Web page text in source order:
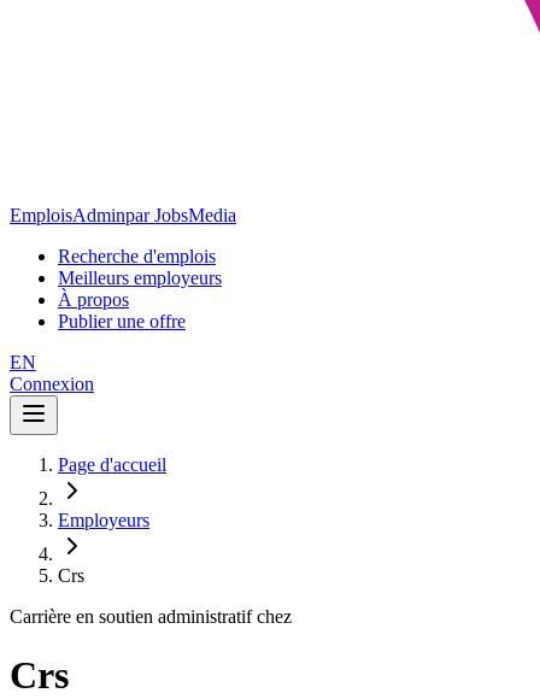
EmploisAdminpar JobsMedia
Recherche d'emplois
Meilleurs employeurs
À propos
Publier une offre
EN
Connexion
Page d'accueil
Employeurs
Crs
Carrière en soutien administratif chez
Crs